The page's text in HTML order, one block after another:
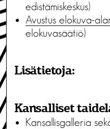
edistämiskeskus)
Avustus elokuva-
elokuvasäätiö)
Lisätietoja:
Kansalliset
Kansallisgalleria